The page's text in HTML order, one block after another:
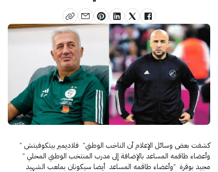
كشفت بعض وسائل الإعلام أن الناخب الوطني" فلاديمير بيتكوفيتش "
وأعضاء طاقمه المساعد بالإضافة إلى مدرب المنتخب الوطني المحلي "
مجيد بوقرة "وأعضاء طاقمه المساعد أيضا سيكونان بملعب الشهيد